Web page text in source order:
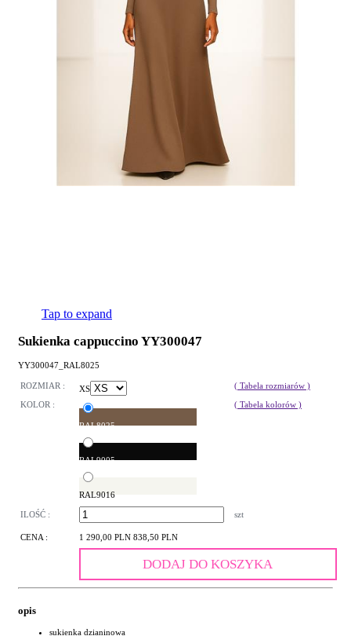
Tap to expand
Sukienka cappuccino YY300047
YY300047_RAL8025
ROZMIAR : XS
( Tabela rozmiarów )
KOLOR :
RAL8025
RAL9005
RAL9016
( Tabela kolorów )
ILOŚĆ : szt
CENA : 1 290,00 PLN 838,50 PLN
DODAJ DO KOSZYKA
opis
sukienka dzianinowa